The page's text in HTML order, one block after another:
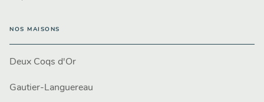
NOS MAISONS
Deux Coqs d'Or
Gautier-Languereau